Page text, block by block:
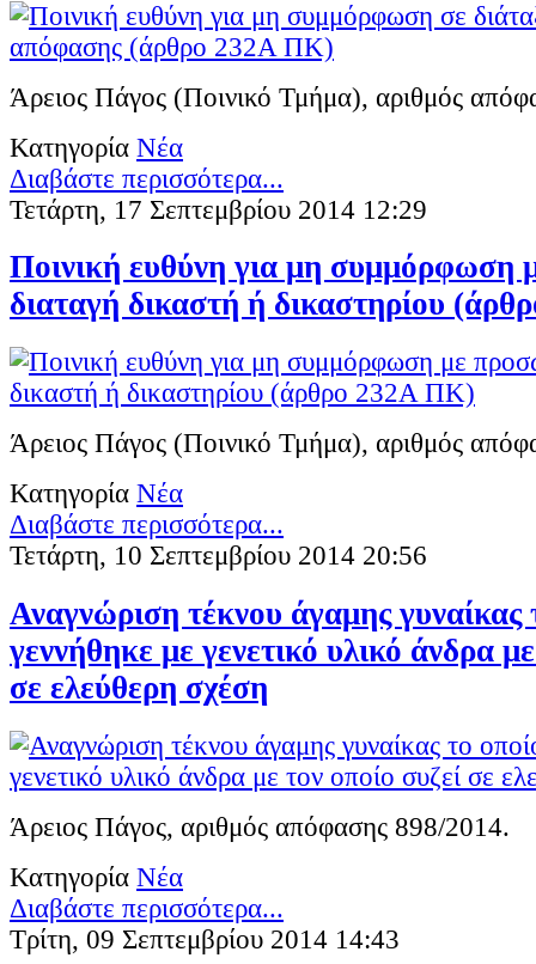
Άρειος Πάγος (Ποινικό Τμήμα), αριθμός
Κατηγορία Νέα
Διαβάστε περισσότερα...
Τετάρτη, 17 Σεπτεμβρίου 2014 12:29
Ποινική ευθύνη για μη συμμόρφωση
διαταγή δικαστή ή δικαστηρίου
Άρειος Πάγος (Ποινικό Τμήμα), αριθμός
Κατηγορία Νέα
Διαβάστε περισσότερα...
Τετάρτη, 10 Σεπτεμβρίου 2014 20:56
Αναγνώριση τέκνου άγαμης γυναίκας
γεννήθηκε με γενετικό υλικό άνδρα
σε ελεύθερη σχέση
Άρειος Πάγος, αριθμός απόφασης 898/2014.
Κατηγορία Νέα
Διαβάστε περισσότερα...
Τρίτη, 09 Σεπτεμβρίου 2014 14:43